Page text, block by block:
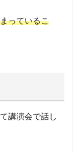
っているこ
講演会で話し